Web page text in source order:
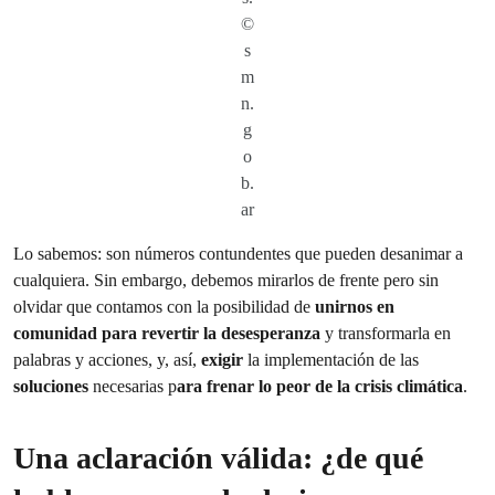
©
s
m
n.
g
o
b.
ar
Lo sabemos: son números contundentes que pueden desanimar a
cualquiera. Sin embargo, debemos mirarlos de frente pero sin
olvidar que contamos con la posibilidad de unirnos en
comunidad para revertir la desesperanza y transformarla en
palabras y acciones, y, así, exigir la implementación de las
soluciones necesarias para frenar lo peor de la crisis climática.
Una aclaración válida: ¿de qué